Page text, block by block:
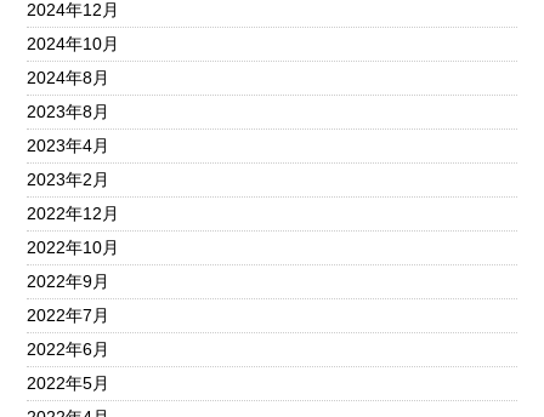
2024年12月
2024年10月
2024年8月
2023年8月
2023年4月
2023年2月
2022年12月
2022年10月
2022年9月
2022年7月
2022年6月
2022年5月